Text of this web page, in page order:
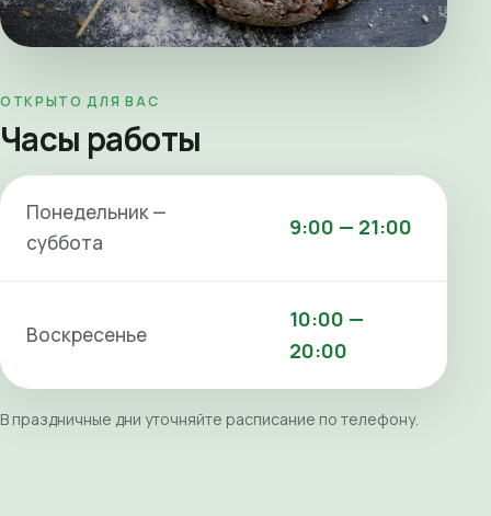
ОТКРЫТО ДЛЯ ВАС
Часы работы
Понедельник —
суббота
9:00 — 21:00
Воскресенье
10:00 —
20:00
В праздничные дни уточняйте расписание по телефону.